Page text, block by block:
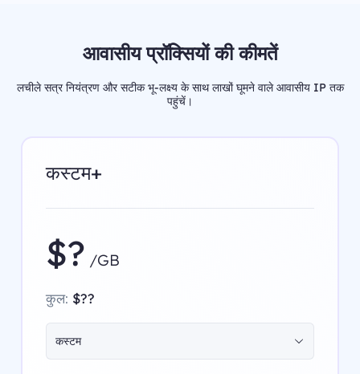
आवासीय प्रॉक्सियों की कीमतें
लचीले सत्र नियंत्रण और सटीक भू-लक्ष्य के साथ लाखों घूमने वाले आवासीय IP तक
पहुंचें।
कस्टम+
$? /GB
कुल: $??
कस्टम